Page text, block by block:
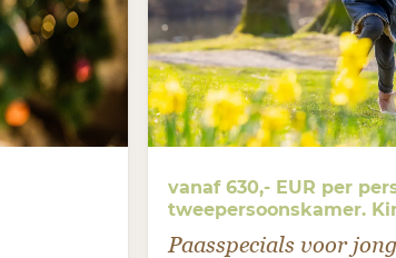
vanaf 630,- EUR per
tweepersoonskamer.
Paasspecials voor